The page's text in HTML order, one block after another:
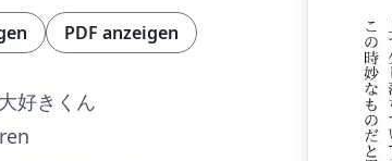
PDF anzeigen
好きくん